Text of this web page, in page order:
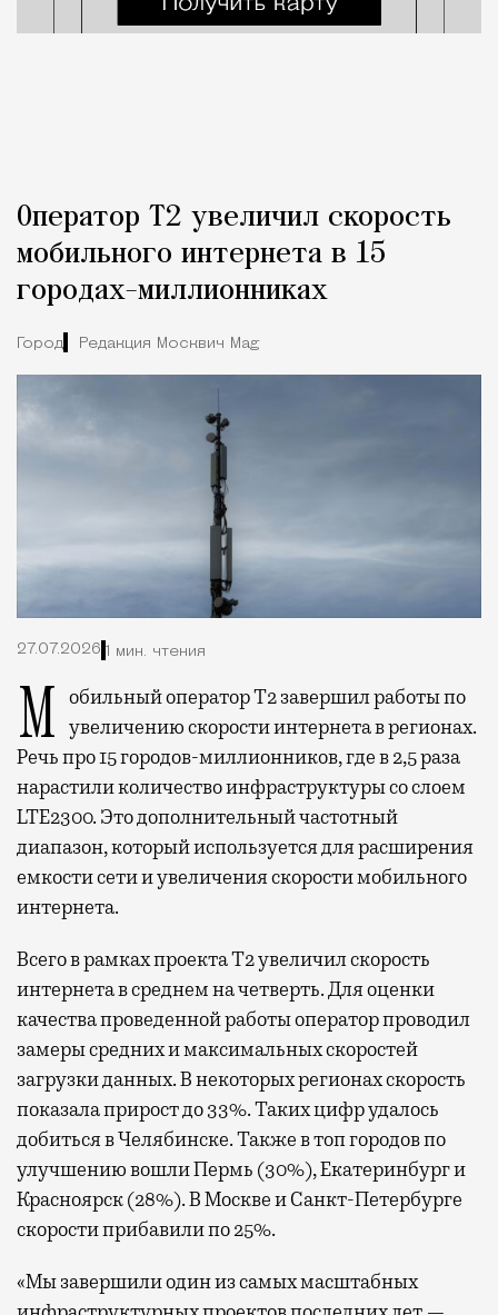
Оператор Т2 увеличил скорость
мобильного интернета в 15
городах-миллионниках
Город Редакция Москвич Mag
27.07.2026 1 мин. чтения
Мобильный оператор Т2 завершил работы по увеличению скорости интернета в регионах.
Речь про 15 городов-миллионников, где в 2,5 раза
нарастили количество инфраструктуры со слоем
LTE2300. Это дополнительный частотный
диапазон, который используется для расширения
емкости сети и увеличения скорости мобильного
интернета.
Всего в рамках проекта Т2 увеличил скорость
интернета в среднем на четверть. Для оценки
качества проведенной работы оператор проводил
замеры средних и максимальных скоростей
загрузки данных. В некоторых регионах скорость
показала прирост до 33%. Таких цифр удалось
добиться в Челябинске. Также в топ городов по
улучшению вошли Пермь (30%), Екатеринбург и
Красноярск (28%). В Москве и Санкт-Петербурге
скорости прибавили по 25%.
«Мы завершили один из самых масштабных